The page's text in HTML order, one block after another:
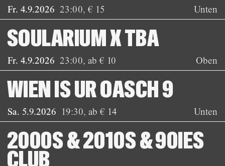
Fr. 4.9.2026 23:00,€ 15 Unten
Fr. 4.9.2026 23:00, ab € 10
SOULARIUM X TBA
Oben
Sa. 5.9.2026 19:30, ab € 14
WIEN IS UR OASCH 9
Unten
2000S & 2010S & 90IES
CLUB